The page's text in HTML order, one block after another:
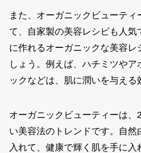
また、オーガニックビューティ
て、自家製の美容レシピも人気
に作れるオーガニックな美容レ
しょう。例えば、ハチミツやア
ックなどは、肌に潤いを与える
オーガニックビューティーは、
い美容法のトレンドです。自然
入れて、健康で輝く肌を手に入